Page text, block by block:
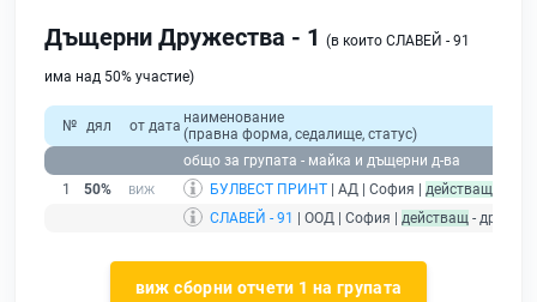
Дъщерни Дружества - 1 (в които СЛАВЕЙ - 91
има над 50% участие)
№ дял от дата наименование
(правна форма, седалище, статус)
общо за групата - майка и дъщерни д-ва
1
50% БУЛВЕСТ ПРИНТ | АД | София | действащ
СЛАВЕЙ - 91
| ООД | София | действащ -
виж сборни отчети 1 на групата